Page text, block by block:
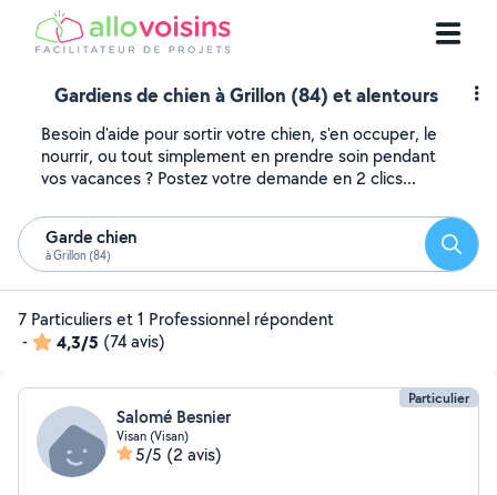
Gardiens de chien à Grillon (84) et alentours
Besoin d'aide pour sortir votre chien, s'en occuper, le
nourrir, ou tout simplement en prendre soin pendant
vos vacances ? Postez votre demande en 2 clics...
Garde chien
à Grillon (84)
7 Particuliers et 1 Professionnel répondent
-
4,3/5 (74 avis)
Particulier
Salomé Besnier
Visan (Visan)
5/5 (2 avis)